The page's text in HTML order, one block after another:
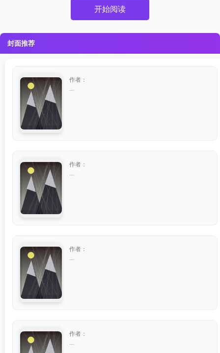
开始阅读
封面推荐
作者：
作者：
作者：
作者：